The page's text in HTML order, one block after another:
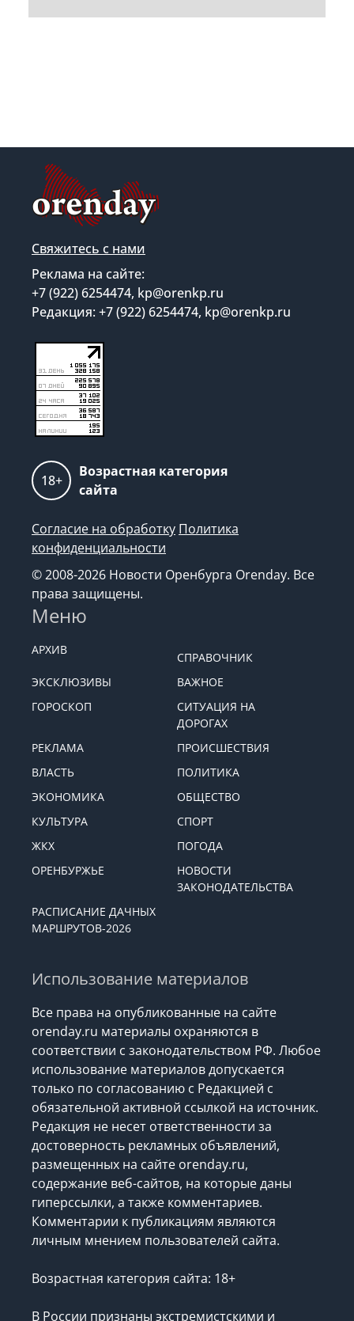
Свяжитесь с нами
Реклама на сайте:
+7 (922) 6254474, kp@orenkp.ru
Редакция: +7 (922) 6254474, kp@orenkp.ru
18+
Возрастная категория
сайта
Согласие на обработку Политика
конфиденциальности
© 2008-2026 Новости Оренбурга Orenday. Все
права защищены.
Меню
АРХИВ
СПРАВОЧНИК
ЭКСКЛЮЗИВЫ
ВАЖНОЕ
ГОРОСКОП
СИТУАЦИЯ НА
ДОРОГАХ
РЕКЛАМА
ПРОИСШЕСТВИЯ
ВЛАСТЬ
ПОЛИТИКА
ЭКОНОМИКА
ОБЩЕСТВО
КУЛЬТУРА
СПОРТ
ЖКХ
ПОГОДА
ОРЕНБУРЖЬЕ
НОВОСТИ
ЗАКОНОДАТЕЛЬСТВА
РАСПИСАНИЕ ДАЧНЫХ
МАРШРУТОВ-2026
Использование материалов
Все права на опубликованные на сайте
orenday.ru материалы охраняются в
соответствии с законодательством РФ. Любое
использование материалов допускается
только по согласованию с Редакцией с
обязательной активной ссылкой на источник.
Редакция не несет ответственности за
достоверность рекламных объявлений,
размещенных на сайте orenday.ru,
содержание веб-сайтов, на которые даны
гиперссылки, а также комментариев.
Комментарии к публикациям являются
личным мнением пользователей сайта.
Возрастная категория сайта: 18+
В России признаны экстремистскими и